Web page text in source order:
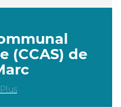
(CCAS) de